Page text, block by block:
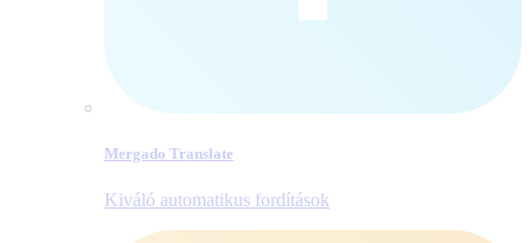
Mergado Translate
Kiváló automatikus fordítások